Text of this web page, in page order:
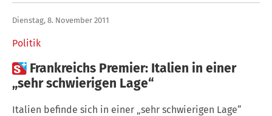
Politik
Dienstag, 8. November 2011
 Frankreichs Premier: Italien in einer
„sehr schwierigen Lage“
Italien befinde sich in einer „sehr schwierigen Lage“